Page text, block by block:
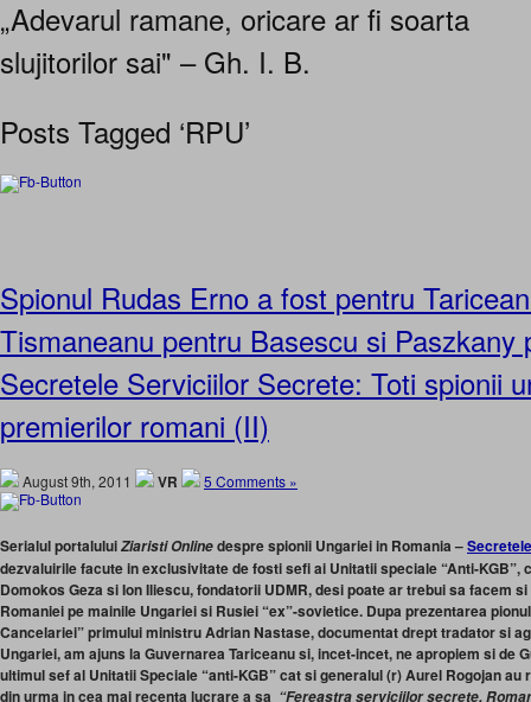
„Adevarul ramane, oricare ar fi soarta
slujitorilor sai" – Gh. I. B.
Posts Tagged ‘RPU’
Spionul Rudas Erno a fost pentru
Tismaneanu pentru Basescu si Paszkany
Secretele Serviciilor Secrete: Toti spionii
premierilor romani (II)
August 9th, 2011 VR 5 Comments »
Serialul portaluluiZiaristi Onlinedespre spionii Ungariei in Romania –
dezvaluirile facute in exclusivitate de fosti sefi ai Unitatii speciale “Anti-KGB”,
Domokos Geza si Ion Iliescu, fondatorii UDMR, desi poate ar trebui sa facem
Romaniei pe mainile Ungariei si Rusiei “ex”-sovietice. Dupa prezentarea
Cancelariei” primului ministru Adrian Nastase, documentat drept tradator si
Ungariei, am ajuns la Guvernarea Tariceanu si, incet-incet, ne apropiem si de
ultimul sef al Unitatii Speciale “anti-KGB” cat si generalul (r) Aurel Rogojan
din urma in cea mai recenta lucrare a sa “Fereastra serviciilor secrete.